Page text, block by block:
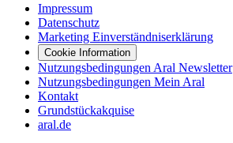
Impressum
Datenschutz
Marketing Einverständniserklärung
Cookie Information
Nutzungsbedingungen Aral Newsletter
Nutzungsbedingungen Mein Aral
Kontakt
Grundstückakquise
aral.de